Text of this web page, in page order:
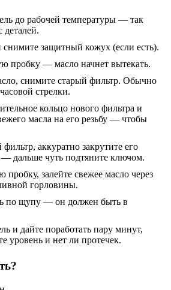
до рабочей температуры — так
деталей.
защитный кожух (если есть).
пробку — масло начнет вытекать.
снимите старый фильтр. Обычно
стрелки.
кольцо нового фильтра и
масла на его резьбу — чтобы
аккуратно закрутите его
дальше чуть подтяните ключом.
пробку, залейте свежее масло через
горловины.
по щупу — он должен быть в
и дайте поработать пару минут,
уровень и нет ли протечек.